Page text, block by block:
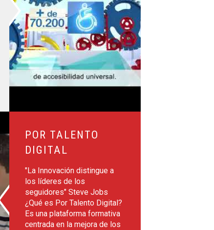
POR TALENTO
DIGITAL
"La Innovación distingue a
los líderes de los
seguidores" Steve Jobs
¿Qué es Por Talento Digital?
Es una plataforma formativa
centrada en la mejora de los